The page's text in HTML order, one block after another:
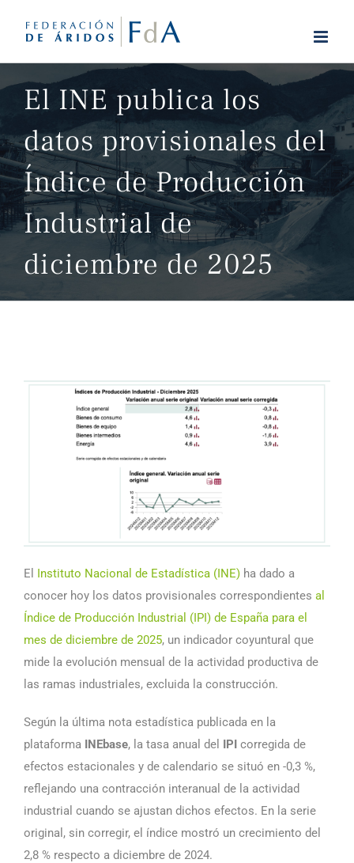
El INE publica los
datos provisionales del
Índice de Producción
Industrial de
diciembre de 2025
El Instituto Nacional de Estadística (INE) ha dado a
conocer hoy los datos provisionales correspondientes al
Índice de Producción Industrial (IPI) de España para el
mes de diciembre de 2025, un indicador coyuntural que
mide la evolución mensual de la actividad productiva de
las ramas industriales, excluida la construcción.
Según la última nota estadística publicada en la
plataforma INEbase, la tasa anual del IPI corregida de
efectos estacionales y de calendario se situó en -0,3 %,
reflejando una contracción interanual de la actividad
industrial cuando se ajustan dichos efectos. En la serie
original, sin corregir, el índice mostró un crecimiento del
2,8 % respecto a diciembre de 2024.